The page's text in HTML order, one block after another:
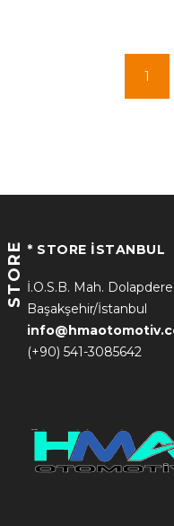
1
STORE * STORE İSTANBUL
İ.O.S.B. Mah.
Başakşehir/İstanbul
(+90) 541-3085642